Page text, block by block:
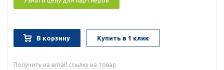
В корзину Купить в 1 клик
Получить на email ссылку на товар